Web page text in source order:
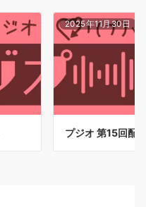
2025年11月30日
プジオ 第15回配